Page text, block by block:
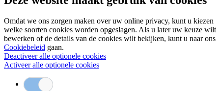
Omdat we ons zorgen maken over uw online privacy, kunt u kiezen
welke soorten cookies worden opgeslagen. Als u later uw keuze wilt
bewerken of de details van de cookies wilt bekijken, kunt u naar ons
Cookiebeleid gaan.
Deactiveer alle optionele cookies
Activeer alle optionele cookies